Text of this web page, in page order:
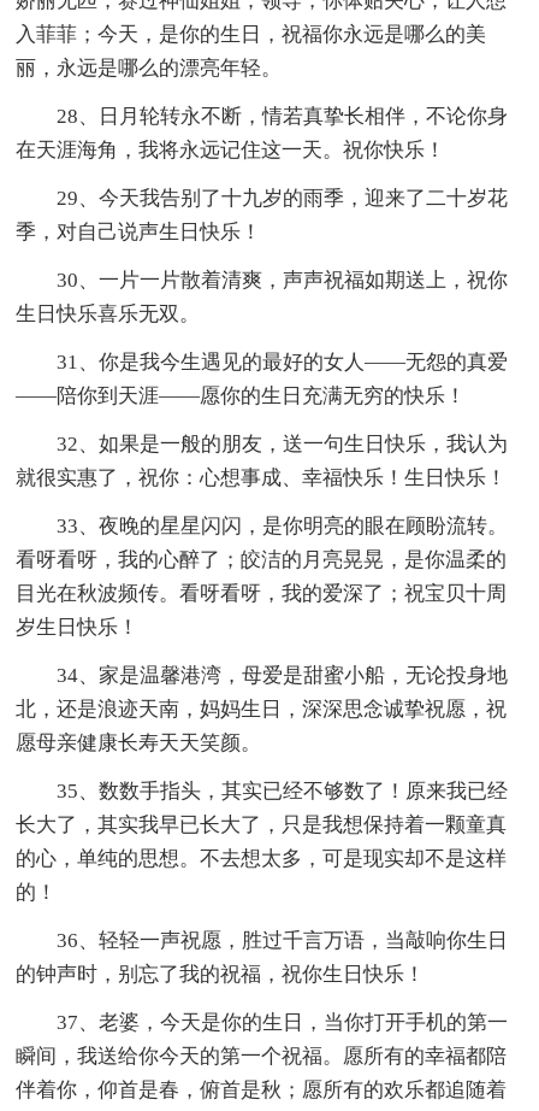
入菲菲；今天，是你的生日，祝福你永远是哪么的美
丽，永远是哪么的漂亮年轻。
28、日月轮转永不断，情若真挚长相伴，不论你身
在天涯海角，我将永远记住这一天。祝你快乐！
29、今天我告别了十九岁的雨季，迎来了二十岁花
季，对自己说声生日快乐！
30、一片一片散着清爽，声声祝福如期送上，祝你
生日快乐喜乐无双。
31、你是我今生遇见的最好的女人——无怨的真爱
——陪你到天涯——愿你的生日充满无穷的快乐！
32、如果是一般的朋友，送一句生日快乐，我认为
就很实惠了，祝你：心想事成、幸福快乐！生日快乐！
33、夜晚的星星闪闪，是你明亮的眼在顾盼流转。
看呀看呀，我的心醉了；皎洁的月亮晃晃，是你温柔的
目光在秋波频传。看呀看呀，我的爱深了；祝宝贝十周
岁生日快乐！
34、家是温馨港湾，母爱是甜蜜小船，无论投身地
北，还是浪迹天南，妈妈生日，深深思念诚挚祝愿，祝
愿母亲健康长寿天天笑颜。
35、数数手指头，其实已经不够数了！原来我已经
长大了，其实我早已长大了，只是我想保持着一颗童真
的心，单纯的思想。不去想太多，可是现实却不是这样
的！
36、轻轻一声祝愿，胜过千言万语，当敲响你生日
的钟声时，别忘了我的祝福，祝你生日快乐！
37、老婆，今天是你的生日，当你打开手机的第一
瞬间，我送给你今天的第一个祝福。愿所有的幸福都陪
伴着你，仰首是春，俯首是秋；愿所有的欢乐都追随着